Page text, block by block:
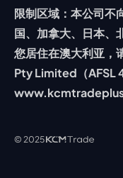
限制区域：本公司不
国、加拿大、日本、
您居住在澳大利亚
Pty Limited（AFSL
© 2025